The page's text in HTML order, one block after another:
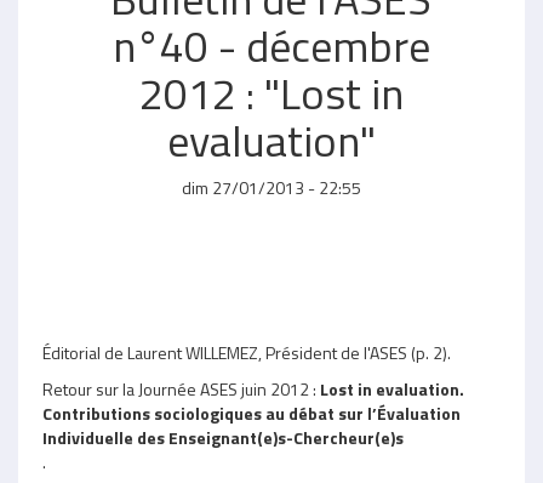
n°40 - décembre
2012 : "Lost in
evaluation"
dim 27/01/2013 - 22:55
Éditorial de Laurent WILLEMEZ, Président de l'ASES (p. 2).
Retour sur la Journée ASES juin 2012 : Lost in evaluation.
Contributions sociologiques au débat sur l’Évaluation
Individuelle des Enseignant(e)s-Chercheur(e)s
.